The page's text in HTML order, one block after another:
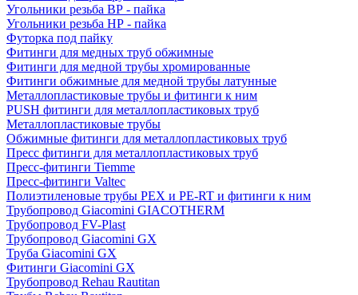
Угольники резьба ВР - пайка
Угольники резьба НР - пайка
Футорка под пайку
Фитинги для медных труб обжимные
Фитинги для медной трубы хромированные
Фитинги обжимные для медной трубы латунные
Металлопластиковые трубы и фитинги к ним
PUSH фитинги для металлопластиковых труб
Металлопластиковые трубы
Обжимные фитинги для металлопластиковых труб
Пресс фитинги для металлопластиковых труб
Пресс-фитинги Tiemme
Пресс-фитинги Valtec
Полиэтиленовые трубы PEX и PE-RT и фитинги к ним
Трубопровод Giacomini GIACOTHERM
Трубопровод FV-Plast
Трубопровод Giacomini GX
Труба Giacomini GX
Фитинги Giacomini GX
Трубопровод Rehau Rautitan